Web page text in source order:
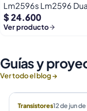
Lm2596s Lm2596
Usb 9-36v A 5v Dc Jack
$ 24.600
Ver producto
Guías y
Ver todo el blog →
Transistores12 de jun